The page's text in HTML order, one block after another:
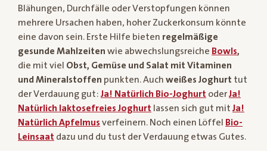
Blähungen, Durchfälle oder Verstopfungen können
mehrere Ursachen haben, hoher Zuckerkonsum könnte
eine davon sein. Erste Hilfe bieten regelmäßige
gesunde Mahlzeiten wie abwechslungsreiche Bowls,
die mit viel Obst, Gemüse und Salat mit Vitaminen
und Mineralstoffen punkten. Auch weißes Joghurt tut
der Verdauung gut: Ja! Natürlich Bio-Joghurt oderJa!
Natürlich laktosefreies Joghurt lassen sich gut mit Ja!
Natürlich Apfelmus verfeinern. Noch einen Löffel Bio-
Leinsaat dazu und du tust der Verdauung etwas Gutes.